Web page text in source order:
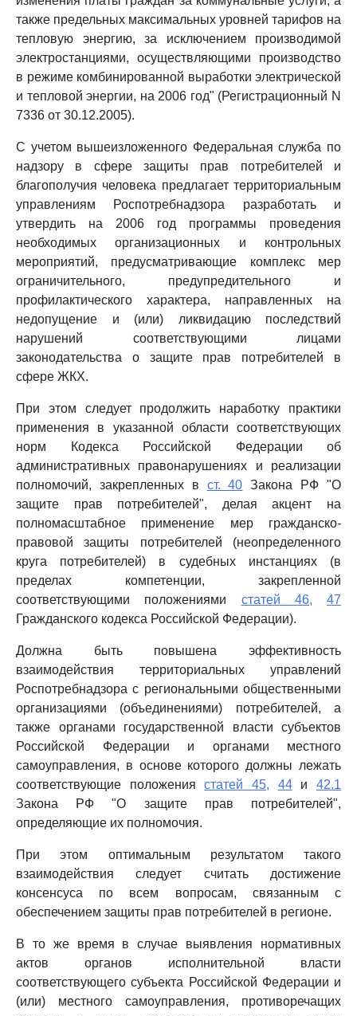
также предельных максимальных уровней тарифов на
тепловую энергию, за исключением производимой
электростанциями, осуществляющими производство
в режиме комбинированной выработки электрической
и тепловой энергии, на 2006 год" (Регистрационный N
7336 от 30.12.2005).
С учетом вышеизложенного Федеральная служба по
надзору в сфере защиты прав потребителей и
благополучия человека предлагает территориальным
управлениям Роспотребнадзора разработать и
утвердить на 2006 год программы проведения
необходимых организационных и контрольных
мероприятий, предусматривающие комплекс мер
ограничительного, предупредительного и
профилактического характера, направленных на
недопущение и (или) ликвидацию последствий
нарушений соответствующими лицами
законодательства о защите прав потребителей в
сфере ЖКХ.
При этом следует продолжить наработку практики
применения в указанной области соответствующих
норм Кодекса Российской Федерации об
административных правонарушениях и реализации
полномочий, закрепленных в ст. 40 Закона РФ "О
защите прав потребителей", делая акцент на
полномасштабное применение мер гражданско-
правовой защиты потребителей (неопределенного
круга потребителей) в судебных инстанциях (в
пределах компетенции, закрепленной
соответствующими положениями статей 46,
47
Гражданского кодекса Российской Федерации).
Должна быть повышена эффективность
взаимодействия территориальных управлений
Роспотребнадзора с региональными общественными
организациями (объединениями) потребителей, а
также органами государственной власти субъектов
Российской Федерации и органами местного
самоуправления, в основе которого должны лежать
соответствующие положениястатей 45, 44и42.1
Закона РФ "О защите прав потребителей",
определяющие их полномочия.
При этом оптимальным результатом такого
взаимодействия следует считать достижение
консенсуса по всем вопросам, связанным с
обеспечением защиты прав потребителей в регионе.
В то же время в случае выявления нормативных
актов органов исполнительной власти
соответствующего субъекта Российской Федерации и
(или) местного самоуправления, противоречащих